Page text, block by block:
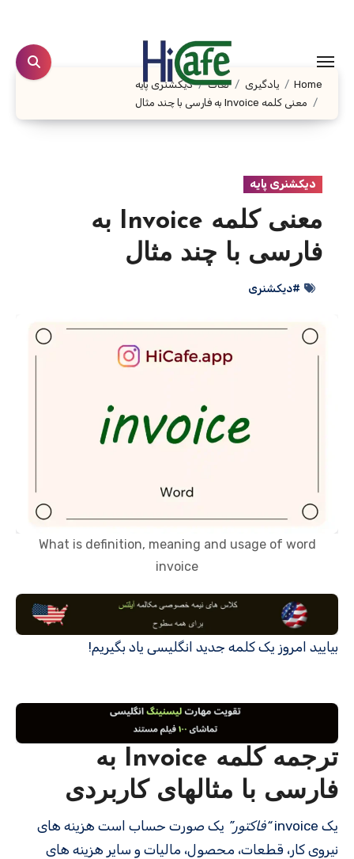
content
Home یادگیری لغات
دیکشنری پایه
معنی کلمه Invoice به فارسی با چند مثال
دیکشنری پایه
معنی کلمه Invoice به
فارسی با چند مثال
#دیکشنری
What is definition, meaning and usage of word
invoice
بیایید امروز یک کلمه جدید انگلیسی یاد بگیریم!
ترجمه کلمه Invoice به
فارسی با مثالهای کاربردی
یک invoice “فاکتور” یک صورت حساب است هزینه های
نیروی کار، قطعات، محصول، مالیات و سایر هزینه های